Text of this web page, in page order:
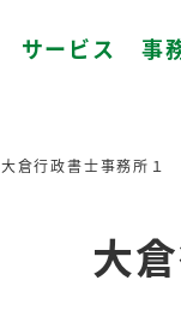
サービス 事
大倉行政書士事務所１
大